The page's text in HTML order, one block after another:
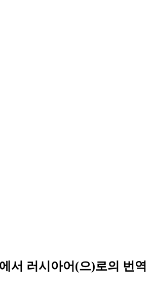
서 러시아어(으)로의 번역